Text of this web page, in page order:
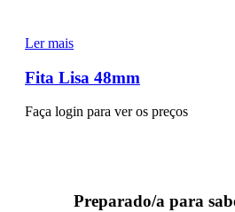
Ler mais
Fita Lisa 48mm
Faça login para ver os preços
Preparado/a para